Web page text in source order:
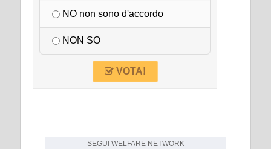
NO non sono d'accordo
NON SO
VOTA!
SEGUI WELFARE NETWORK